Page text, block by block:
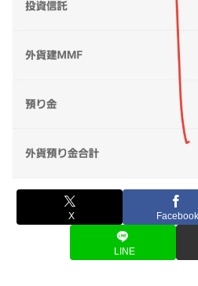
X Facebook
LINE